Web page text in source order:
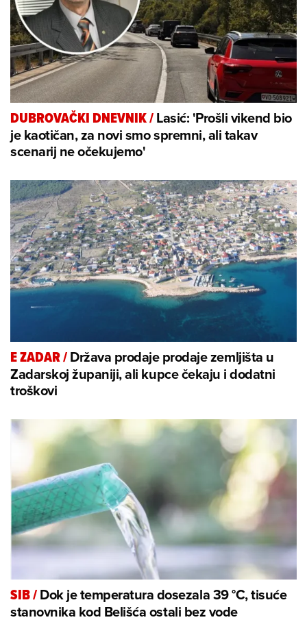
DUBROVAČKI DNEVNIK/Lasić: 'Prošli vikend bio
je kaotičan, za novi smo spremni, ali takav
scenarij ne očekujemo'
E ZADAR/Država prodaje prodaje zemljišta u
Zadarskoj županiji, ali kupce čekaju i dodatni
troškovi
SIB/Dok je temperatura dosezala 39 °C, tisuće
stanovnika kod Belišća ostali bez vode